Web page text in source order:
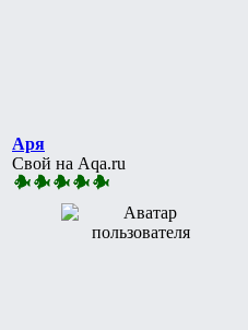
Аря
Свой на Aqa.ru